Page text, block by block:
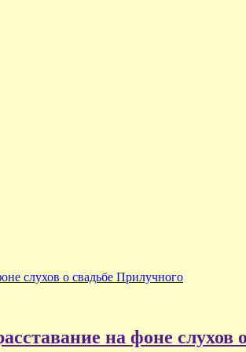
слухов о свадьбе Прилучного
на фоне слухов